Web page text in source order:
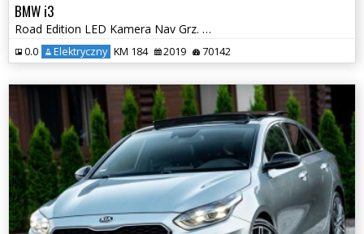
BMW i3
Road Edition LED Kamera Nav Grz. Fot Skóra H&K Tempomat
0.0 Elektryczny KM 184 2019 70142